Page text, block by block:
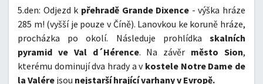
5.den: Odjezd k přehradě Grande Dixence - výška hráze
285 m! (vyšší je pouze v Číně). Lanovkou ke koruně hráze,
procházka po okolí. Následuje prohlídka skalních
pyramid ve Val d´Hérence. Na závěr město Sion,
kterému dominují dva hrady a v kostele Notre Dame de
la Valére jsou nejstarší hrající varhany v Evropě.